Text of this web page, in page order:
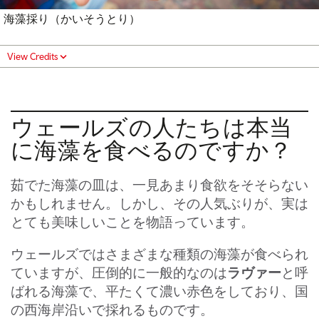
海藻採り（かいそうとり）
View Credits
ウェールズの人たちは本当
に海藻を食べるのですか？
茹でた海藻の皿は、一見あまり食欲をそそらない
かもしれません。しかし、その人気ぶりが、実は
とても美味しいことを物語っています。
ウェールズではさまざまな種類の海藻が食べられ
ていますが、圧倒的に一般的なのはラヴァーと呼
ばれる海藻で、平たくて濃い赤色をしており、国
の西海岸沿いで採れるものです。